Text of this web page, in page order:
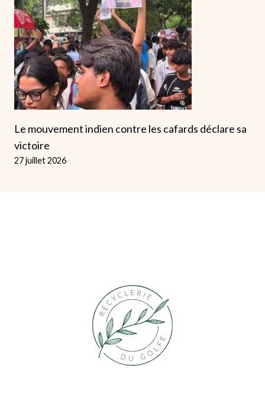
Le mouvement indien contre les cafards déclare sa
victoire
27 juillet 2026